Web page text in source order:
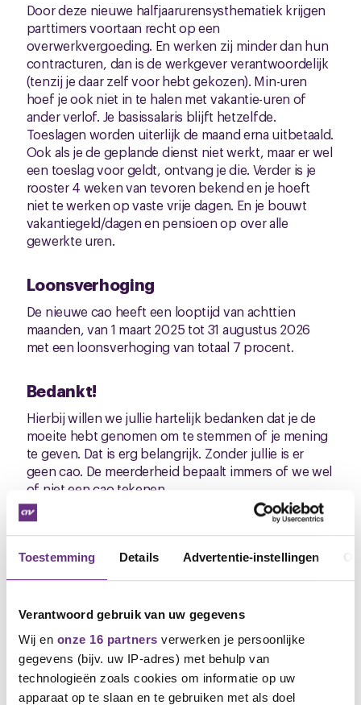
Toestemming Details Advertentie-instellingen
Verantwoord gebruik van uw gegevens
Wij en onze 16 partners verwerken je persoonlijke
gegevens (bijv. uw IP-adres) met behulp van
technologieën zoals cookies om informatie op uw
apparaat op te slaan en te gebruiken met als doel
Door deze nieuwe halfjaarurensysthematiek krijgen
parttimers voortaan recht op een
overwerkvergoeding. En werken zij minder dan hun
contracturen, dan is de werkgever verantwoordelijk
(tenzij je daar zelf voor hebt gekozen). Min-uren
hoef je ook niet in te halen met vakantie-uren of
ander verlof. Je basissalaris blijft hetzelfde.
Toeslagen worden uiterlijk de maand erna uitbetaald.
Ook als je de geplande dienst niet werkt, maar er wel
een toeslag voor geldt, ontvang je die. Verder is je
rooster 4 weken van tevoren bekend en je hoeft
niet te werken op vaste vrije dagen. En je bouwt
vakantiegeld/dagen en pensioen op over alle
gewerkte uren.
Loonsverhoging
De nieuwe cao heeft een looptijd van achttien
maanden, van 1 maart 2025 tot 31 augustus 2026
met een loonsverhoging van totaal 7 procent.
Bedankt!
Hierbij willen we jullie hartelijk bedanken dat je de
moeite hebt genomen om te stemmen of je mening
te geven. Dat is erg belangrijk. Zonder jullie is er
geen cao. De meerderheid bepaalt immers of we wel
of niet een cao tekenen.
Hier neem ik ook even de gelegenheid waar om mijn
collega Evert Jan vd Mheen te bedanken voor zijn
jarenlange inzet voor de bakkers. En onze dank gaat
ook naar Ronald Zwanenberg, ons kaderlid van
Bakkerij Van Maanen, die namens de leden aanwezig
arbeidsvoorwaarden te bemoeien? Stuur me een
mail!
De CNV Whatsappgroep over de cao blijft gewoon